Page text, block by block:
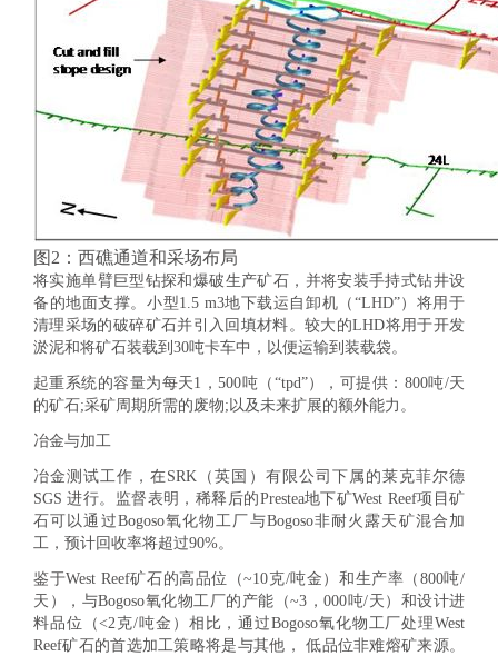
图2：西礁通道和采场布局
将实施单臂巨型钻探和爆破生产矿石，并将安装手持式钻井设
备的地面支撑。小型1.5 m3地下载运自卸机（“LHD”）将用于
清理采场的破碎矿石并引入回填材料。较大的LHD将用于开发
淤泥和将矿石装载到30吨卡车中，以便运输到装载袋。
起重系统的容量为每天1，500吨（“tpd”），可提供：800吨/天
的矿石;采矿周期所需的废物;以及未来扩展的额外能力。
冶金与加工
冶金测试工作，在SRK（英国）有限公司下属的莱克菲尔德
SGS 进行。监督表明，稀释后的Prestea地下矿West Reef项目矿
石可以通过Bogoso氧化物工厂与Bogoso非耐火露天矿混合加
工，预计回收率将超过90%。
鉴于West Reef矿石的高品位（~10克/吨金）和生产率（800吨/
天），与Bogoso氧化物工厂的产能（~3，000吨/天）和设计进
料品位（<2克/吨金）相比，通过Bogoso氧化物工厂处理West
Reef矿石的首选加工策略将是与其他， 低品位非难熔矿来源。